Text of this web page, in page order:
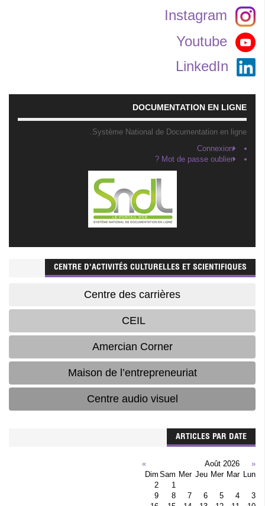
Instagram
Youtube
LinkedIn
DOCUMENTATION EN LIGNE
Système National de Documentation en ligne.
Connexion
Mot de passe oublier ?
CENTRE D'ACTIVITÉS CULTURELLES ET SCIENTIFIQUES
Centre des carrières
CEIL
Amercian Corner
Maison de l’entrepreneuriat
Centre audio visuel
ARTICLES PAR DATE
«
Août 2026
»
Lun
Mar
Mer
Jeu
Mer
Sam
Dim
1
2
3
4
5
6
7
8
9